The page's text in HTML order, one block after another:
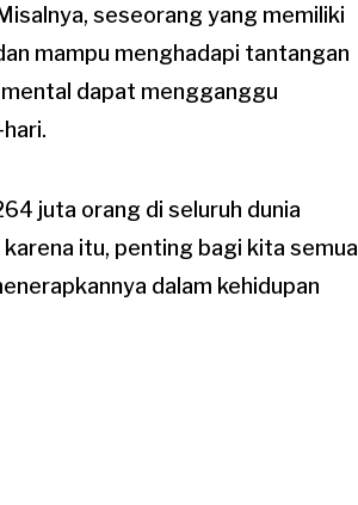
seseorang yang memiliki
mampu menghadapi tantangan
dapat mengganggu
juta orang di seluruh dunia
itu, penting bagi kita semua
dalam kehidupan